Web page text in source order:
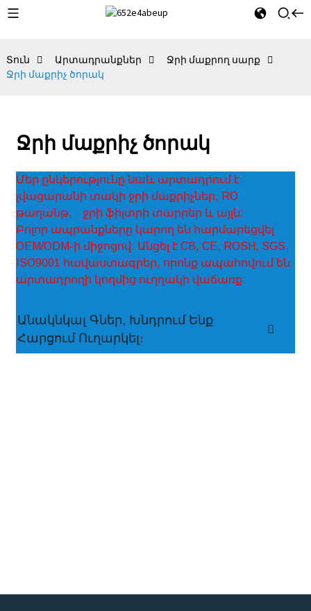
Տուն Արտադրանքներ
Ջրի մաքրող սարք
Ջրի մաքրիչ ծորակ
Ջրի մաքրիչ ծորակ
Մեր ընկերությունը նաև արտադրում է
լվացարանի տակի ջրի մաքրիչներ, RO
թաղանթ,
ջրի ֆիլտրի տարրեր և այլն:
Բոլոր ապրանքները կարող են հարմարեցվել
OEM/ODM-ի միջոցով: Անցել է CB, CE, ROSH, SGS,
ISO9001 հավաստագրեր, որոնք ապահովում են
արտադրողի կողմից ուղղակի վաճառք:
Անակնկալ Գներ, Խնդրում Ենք
Հարցում Ուղարկել։